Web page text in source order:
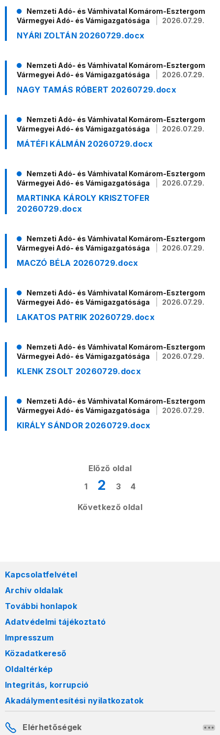
Nemzeti Adó- és Vámhivatal Komárom-Esztergom
Vármegyei Adó- és Vámigazgatósága
2026.07.29.
NYÁRI ZOLTÁN 20260729.docx
Nemzeti Adó- és Vámhivatal Komárom-Esztergom
Vármegyei Adó- és Vámigazgatósága
2026.07.29.
NAGY TAMÁS RÓBERT 20260729.docx
Nemzeti Adó- és Vámhivatal Komárom-Esztergom
Vármegyei Adó- és Vámigazgatósága
2026.07.29.
MÁTÉFI KÁLMÁN 20260729.docx
Nemzeti Adó- és Vámhivatal Komárom-Esztergom
Vármegyei Adó- és Vámigazgatósága
2026.07.29.
MARTINKA KÁROLY KRISZTOFER
20260729.docx
Nemzeti Adó- és Vámhivatal Komárom-Esztergom
Vármegyei Adó- és Vámigazgatósága
2026.07.29.
MACZÓ BÉLA 20260729.docx
Nemzeti Adó- és Vámhivatal Komárom-Esztergom
Vármegyei Adó- és Vámigazgatósága
2026.07.29.
LAKATOS PATRIK 20260729.docx
Nemzeti Adó- és Vámhivatal Komárom-Esztergom
Vármegyei Adó- és Vámigazgatósága
2026.07.29.
KLENK ZSOLT 20260729.docx
Nemzeti Adó- és Vámhivatal Komárom-Esztergom
Vármegyei Adó- és Vámigazgatósága
2026.07.29.
KIRÁLY SÁNDOR 20260729.docx
Előző oldal
1
2 3 4
Következő oldal
Kapcsolatfelvétel
Archív oldalak
További honlapok
Adatvédelmi tájékoztató
Impresszum
Közadatkereső
Oldaltérkép
Integritás, korrupció
Akadálymentesítési nyilatkozatok
Elérhetőségek